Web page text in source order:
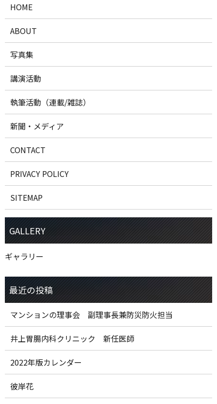
HOME
ABOUT
写真集
講演活動
執筆活動（連載/雑誌）
新聞・メディア
CONTACT
PRIVACY POLICY
SITEMAP
ギャラリー
マンションの理事会 副理事長兼防災防火担当
井上胃腸内科クリニック 新任医師
2022年版カレンダー
彼岸花